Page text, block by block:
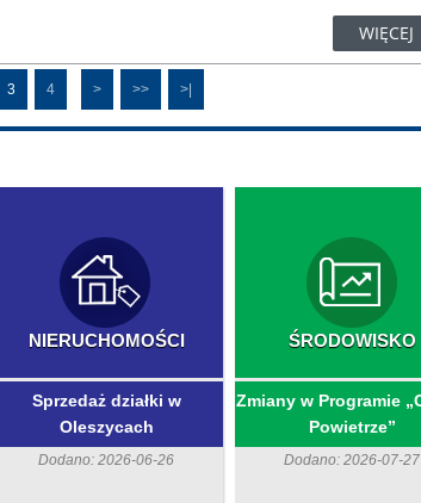
WIĘCEJ
3 4 > >> >|
NIERUCHOMOŚCI
Sprzedaż działki w
Oleszycach
Dodano: 2026-06-26
ŚRODOWISKO
Zmiany w Programie
Powietrze”
Dodano: 2026-07-27